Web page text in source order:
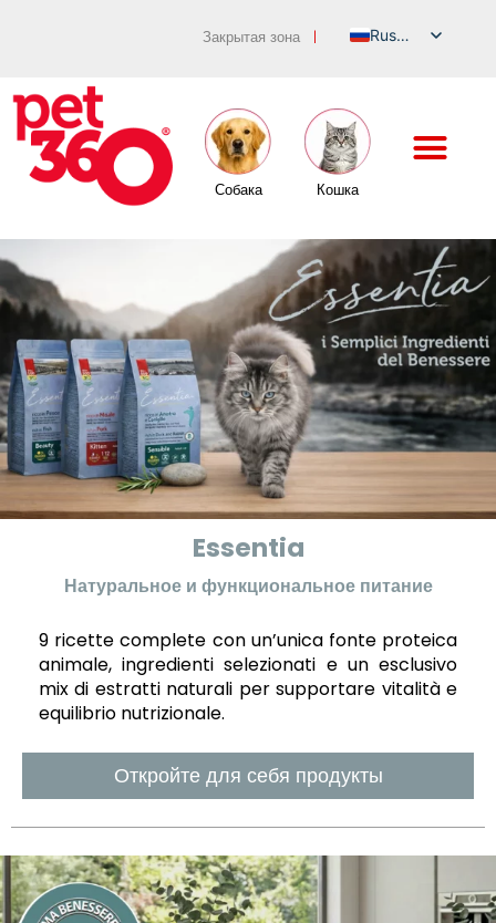
Закрытая зона |
Russian
German
Собака Кошка
Essentia
Натуральное и функциональное питание
9 ricette complete con un’unica fonte proteica
animale, ingredienti selezionati e un esclusivo
mix di estratti naturali per supportare vitalità e
equilibrio nutrizionale.
Откройте для себя продукты